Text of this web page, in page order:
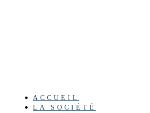
ACCUEIL
LA SOCIÉTÉ